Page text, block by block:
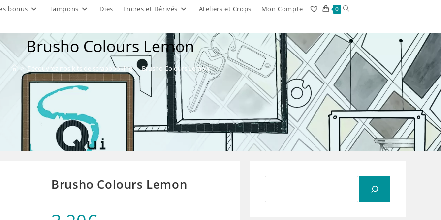
bonus Tampons Dies Encres et Dérivés Ateliers et Crops Mon Compte 0 Toggle
search
Brusho Colours Lemon
> Découvrez nos kits de scrapbooking > Brusho Colours Lemon
Brusho Colours Lemon